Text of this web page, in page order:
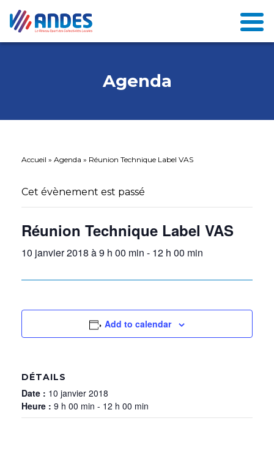
Agenda
Accueil » Agenda » Réunion Technique Label VAS
Cet évènement est passé
Réunion Technique Label VAS
10 janvier 2018 à 9 h 00 min - 12 h 00 min
Add to calendar
DÉTAILS
Date : 10 janvier 2018
Heure : 9 h 00 min - 12 h 00 min